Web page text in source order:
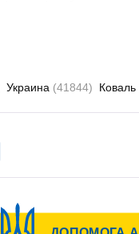
Украина (41844) Коваль